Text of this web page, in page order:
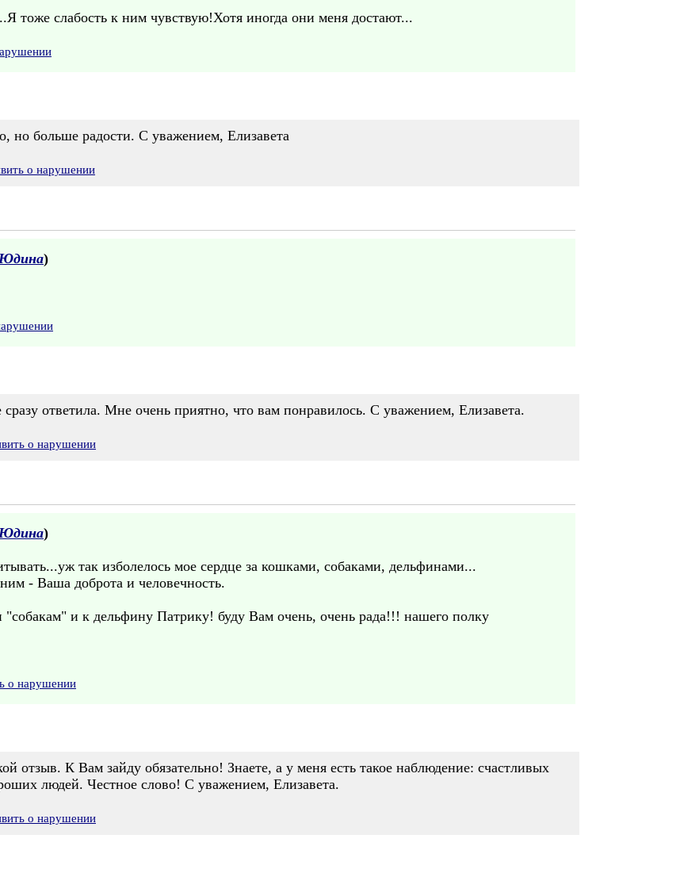
тоже слабость к ним чувствую!Хотя иногда они меня достают...
но больше радости. С уважением, Елизавета
о нарушении
)
ответила. Мне очень приятно, что вам понравилось. С уважением, Елизавета.
о нарушении
)
так изболелось мое сердце за кошками, собаками, дельфинами...
- Ваша доброта и человечность.
и к дельфину Патрику! буду Вам очень, очень рада!!! нашего полку
о нарушении
отзыв. К Вам зайду обязательно! Знаете, а у меня есть такое наблюдение: счастливых
людей. Честное слово! С уважением, Елизавета.
о нарушении